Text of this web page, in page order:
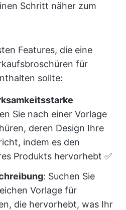
Schritt näher zum
Features, die eine
für
sollte:
Sie nach einer Vorlage
deren Design Ihre
indem es den
Produkts hervorhebt ✅
: Suchen Sie
Vorlage für
die hervorhebt, was Ihr